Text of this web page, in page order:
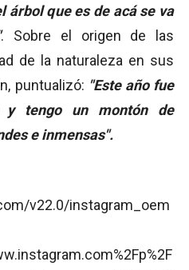
árbol que es de acá se va
. Sobre el origen de las
de la naturaleza en sus
puntualizó: "Este año fue
tengo un montón de
e inmensas".
v22.0/instagram_oem